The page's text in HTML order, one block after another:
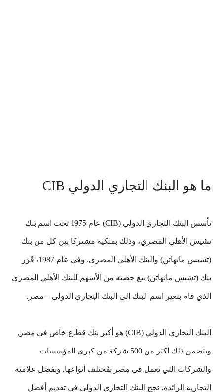
ما هو البنك التجاري الدولي CIB
تأسس البنك التجاري الدولي (CIB) عام 1975 تحت اسم بنك
تشيس الأهلي المصري، وذلك بملكية مشتركا بين كل من بنك
(تشيس مانهاتن) والبنك الأهلي المصري. وفي عام 1987، قَرَر
بنك (تشيس مانهاتن) بيع حصته من الأسهم للبنك الأهلي المصري
الذي قام بتغير اسم البنك إلى البنك التِجاري الدولي – مصر.
البنك التجاري الدولي (CIB) هو أكبر بنك قطاع خاص في مصر,
ويتضمن ذلك أكثر من 500 شركة من كبرى المؤسسات
والشركات التي تعمل في مِصر بمُختلف أنواعها. وبفضل علامته
التجارية الرائدة، نجح البنك التجاري الدولي في تقديم أفضل